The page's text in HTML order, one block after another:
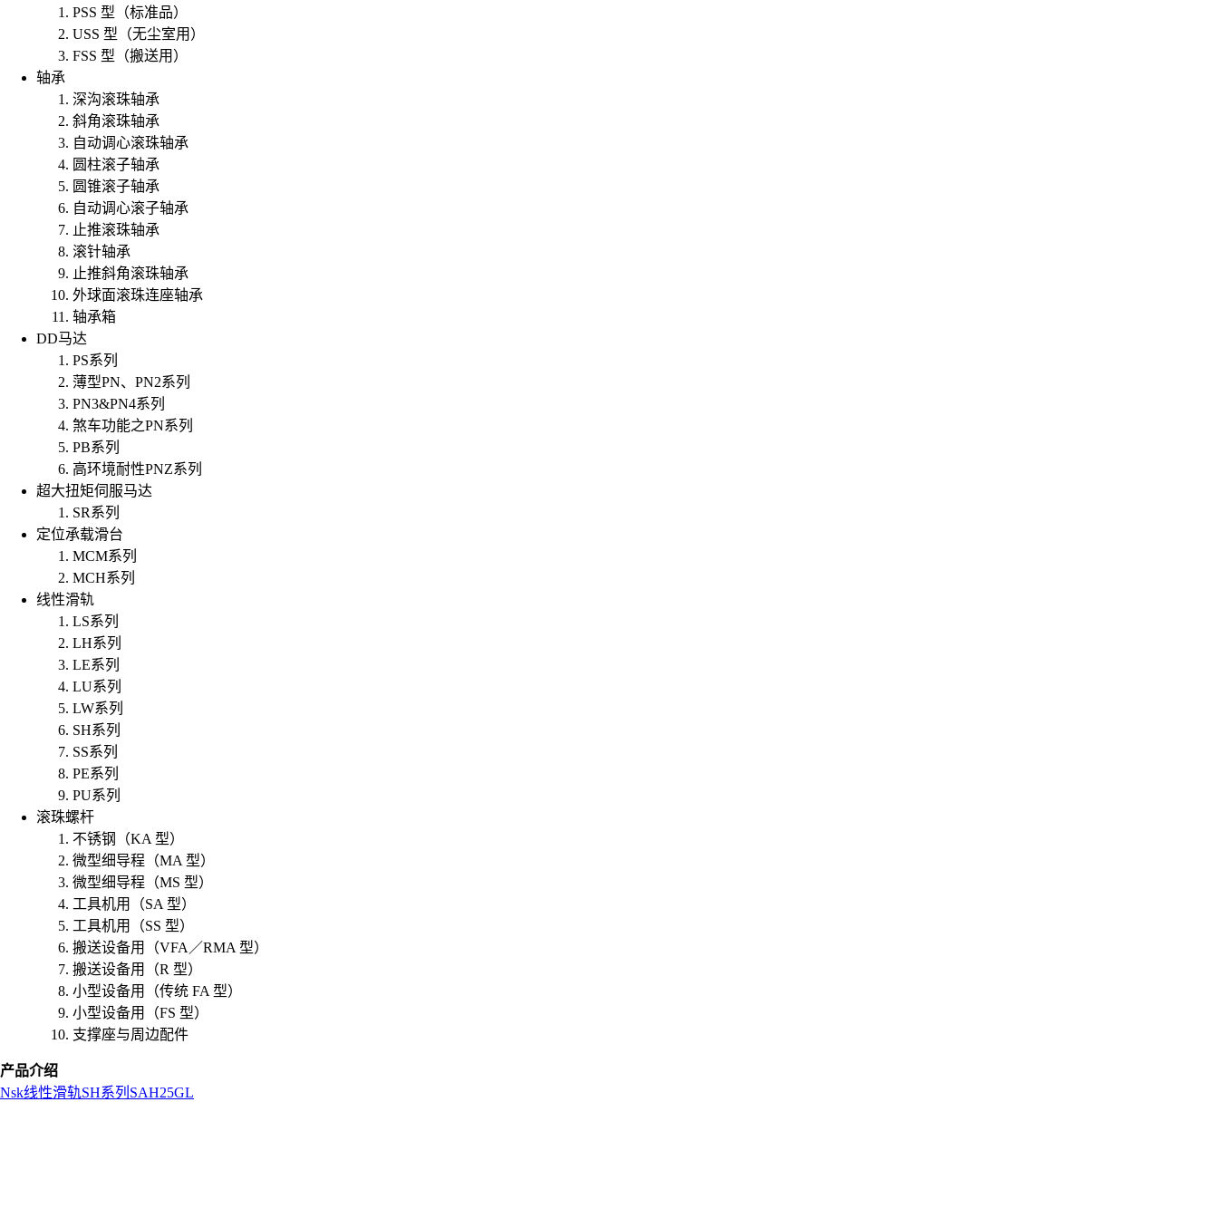
PSS 型（标准品）
USS 型（无尘室用）
FSS 型（搬送用）
轴承
深沟滚珠轴承
斜角滚珠轴承
自动调心滚珠轴承
圆柱滚子轴承
圆锥滚子轴承
自动调心滚子轴承
止推滚珠轴承
滚针轴承
止推斜角滚珠轴承
外球面滚珠连座轴承
轴承箱
DD马达
PS系列
薄型PN、PN2系列
PN3&PN4系列
煞车功能之PN系列
PB系列
高环境耐性PNZ系列
超大扭矩伺服马达
SR系列
定位承载滑台
MCM系列
MCH系列
线性滑轨
LS系列
LH系列
LE系列
LU系列
LW系列
SH系列
SS系列
PE系列
PU系列
滚珠螺杆
不锈钢（KA 型）
微型细导程（MA 型）
微型细导程（MS 型）
工具机用（SA 型）
工具机用（SS 型）
搬送设备用（VFA／RMA 型）
搬送设备用（R 型）
小型设备用（传统 FA 型）
小型设备用（FS 型）
支撑座与周边配件
产品介绍
Nsk线性滑轨SH系列 SAH25GL